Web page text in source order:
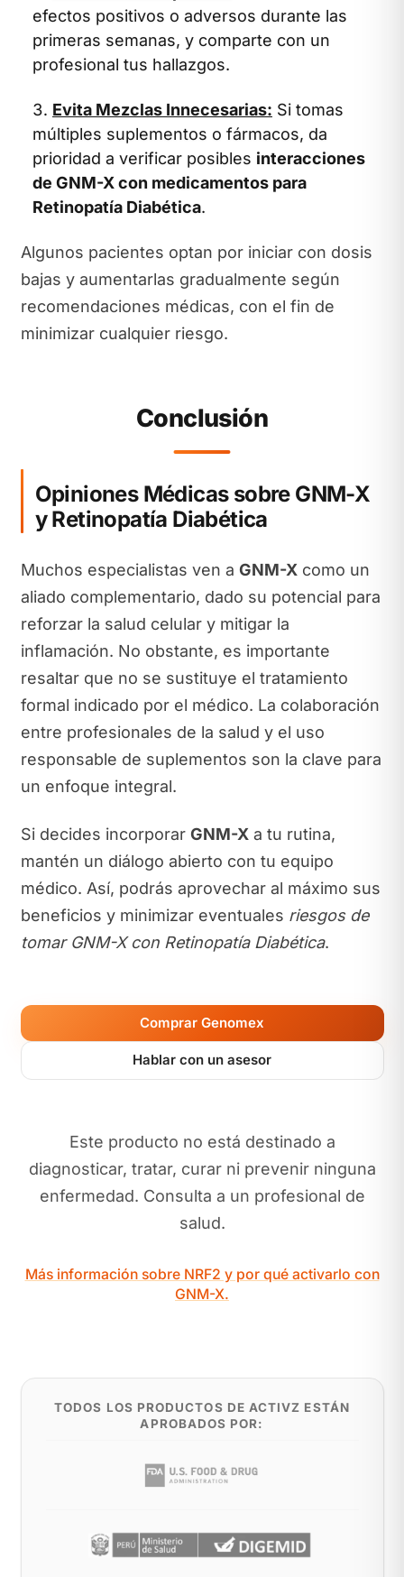
efectos positivos o adversos durante las
primeras semanas, y comparte con un
profesional tus hallazgos.
Evita Mezclas Innecesarias: Si tomas
múltiples suplementos o fármacos, da
prioridad a verificar posibles interacciones
de GNM-X con medicamentos para
Retinopatía Diabética.
Algunos pacientes optan por iniciar con dosis
bajas y aumentarlas gradualmente según
recomendaciones médicas, con el fin de
minimizar cualquier riesgo.
Conclusión
Opiniones Médicas sobre GNM-X
y Retinopatía Diabética
Muchos especialistas ven a GNM-X como un
aliado complementario, dado su potencial para
reforzar la salud celular y mitigar la
inflamación. No obstante, es importante
resaltar que no se sustituye el tratamiento
formal indicado por el médico. La colaboración
entre profesionales de la salud y el uso
responsable de suplementos son la clave para
un enfoque integral.
Si decides incorporar GNM-X a tu rutina,
mantén un diálogo abierto con tu equipo
médico. Así, podrás aprovechar al máximo sus
beneficios y minimizar eventuales riesgos de
tomar GNM-X con Retinopatía Diabética.
Comprar Genomex
Hablar con un asesor
Este producto no está destinado a
diagnosticar, tratar, curar ni prevenir ninguna
enfermedad. Consulta a un profesional de
salud.
Más información sobre NRF2 y por qué activarlo con
GNM-X.
TODOS LOS PRODUCTOS DE ACTIVZ ESTÁN
APROBADOS POR: